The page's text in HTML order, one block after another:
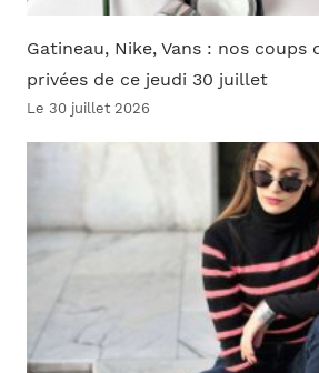
Gatineau, Nike, Vans : nos coups
privées de ce jeudi 30 juillet
Le 30 juillet 2026